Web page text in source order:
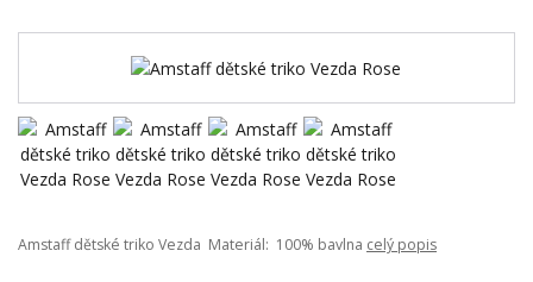
Amstaff dětské triko Vezda Materiál: 100% bavlna celý popis